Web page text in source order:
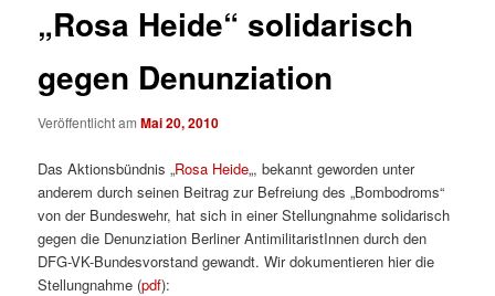
„Rosa Heide“ solidarisch
gegen Denunziation
Veröffentlicht amMai 20, 2010
Das Aktionsbündnis „Rosa Heide„, bekannt geworden unter
anderem durch seinen Beitrag zur Befreiung des „Bombodroms“
von der Bundeswehr, hat sich in einer Stellungnahme solidarisch
gegen die Denunziation Berliner AntimilitaristInnen durch den
DFG-VK-Bundesvorstand gewandt. Wir dokumentieren hier die
Stellungnahme (pdf):